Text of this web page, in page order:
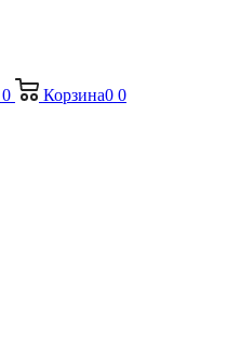
0 Корзина0 0